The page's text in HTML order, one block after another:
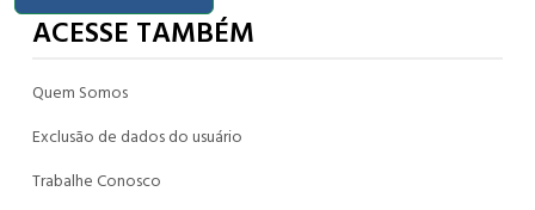
ACESSE TAMBÉM
Quem Somos
Exclusão de dados do usuário
Trabalhe Conosco